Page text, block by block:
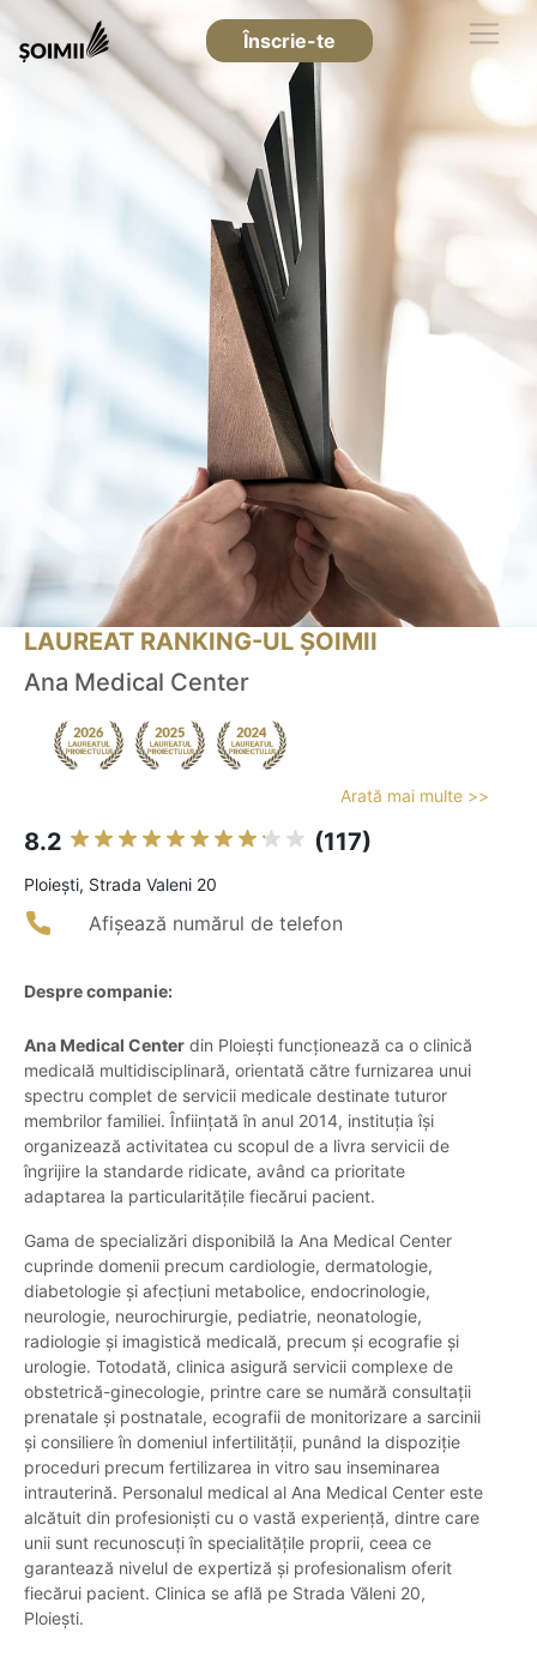
Înscrie-te
LAUREAT RANKING-UL ȘOIMII
Ana Medical Center
Arată mai multe >>
8.2 (117)
Ploieşti, Strada Valeni 20
Afișează numărul de telefon
Despre companie:
Ana Medical Center din Ploiești funcționează ca o clinică
medicală multidisciplinară, orientată către furnizarea unui
spectru complet de servicii medicale destinate tuturor
membrilor familiei. Înființată în anul 2014, instituția își
organizează activitatea cu scopul de a livra servicii de
îngrijire la standarde ridicate, având ca prioritate
adaptarea la particularitățile fiecărui pacient.
Gama de specializări disponibilă la Ana Medical Center
cuprinde domenii precum cardiologie, dermatologie,
diabetologie și afecțiuni metabolice, endocrinologie,
neurologie, neurochirurgie, pediatrie, neonatologie,
radiologie și imagistică medicală, precum și ecografie și
urologie. Totodată, clinica asigură servicii complexe de
obstetrică-ginecologie, printre care se numără consultații
prenatale și postnatale, ecografii de monitorizare a sarcinii
și consiliere în domeniul infertilității, punând la dispoziție
proceduri precum fertilizarea in vitro sau inseminarea
intrauterină. Personalul medical al Ana Medical Center este
alcătuit din profesioniști cu o vastă experiență, dintre care
unii sunt recunoscuți în specialitățile proprii, ceea ce
garantează nivelul de expertiză și profesionalism oferit
fiecărui pacient. Clinica se află pe Strada Văleni 20,
Ploiești.